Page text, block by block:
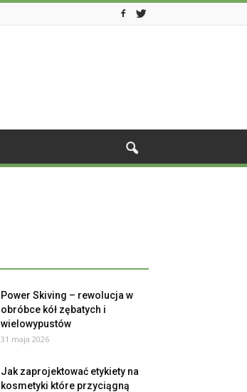
Power Skiving – rewolucja w
obróbce kół zębatych i
wielowypustów
31 maja 2026
Jak zaprojektować etykiety na
kosmetyki które przyciągną